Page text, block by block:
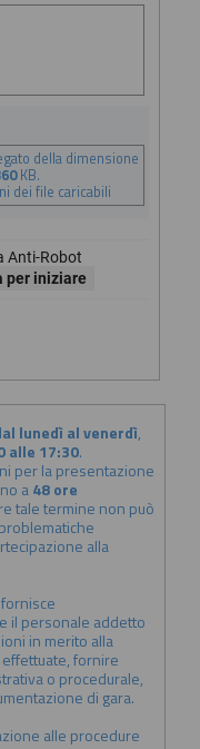
della dimensione
KB.
dei file caricabili
Anti-Robot
per iniziare
lunedì al venerdì,
alle 17:30.
per la presentazione
a48 ore
tale termine non può
alla
il personale addetto
in merito alla
fornire
o procedurale,
di gara.
alle procedure